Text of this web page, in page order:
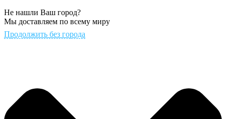
Не нашли Ваш город?
Мы доставляем по всему миру
Продолжить без города